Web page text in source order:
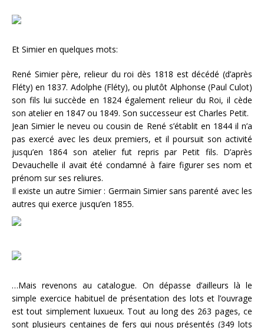
Et Simier en quelques mots:
René Simier père, relieur du roi dès 1818 est décédé (d’après
Fléty) en 1837. Adolphe (Fléty), ou plutôt Alphonse (Paul Culot)
son fils lui succède en 1824 également relieur du Roi, il cède
son atelier en 1847 ou 1849. Son successeur est Charles Petit.
Jean Simier le neveu ou cousin de René s’établit en 1844 il n’a
pas exercé avec les deux premiers, et il poursuit son activité
jusqu’en 1864 son atelier fut repris par Petit fils. D’après
Devauchelle il avait été condamné à faire figurer ses nom et
prénom sur ses reliures.
Il existe un autre Simier : Germain Simier sans parenté avec les
autres qui exerce jusqu’en 1855.
…Mais revenons au catalogue. On dépasse d’ailleurs là le
simple exercice habituel de présentation des lots et l’ouvrage
est tout simplement luxueux. Tout au long des 263 pages, ce
sont plusieurs centaines de fers qui nous présentés (349 lots